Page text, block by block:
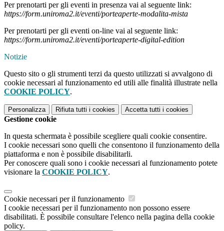
Per prenotarti per gli eventi in presenza vai al seguente link:
https://form.uniroma2.it/eventi/porteaperte-modalita-mista
Per prenotarti per gli eventi on-line vai al seguente link:
https://form.uniroma2.it/eventi/porteaperte-digital-edition
Notizie
Questo sito o gli strumenti terzi da questo utilizzati si avvalgono di
cookie necessari al funzionamento ed utili alle finalità illustrate nella
COOKIE POLICY.
Personalizza Rifiuta tutti i cookies Accetta tutti i cookies
Gestione cookie
In questa schermata è possibile scegliere quali cookie consentire.
I cookie necessari sono quelli che consentono il funzionamento della
piattaforma e non è possibile disabilitarli.
Per conoscere quali sono i cookie necessari al funzionamento potete
visionare la COOKIE POLICY.
Cookie necessari per il funzionamento
I cookie necessari per il funzionamento non possono essere
disabilitati. È possibile consultare l'elenco nella pagina della cookie
policy.